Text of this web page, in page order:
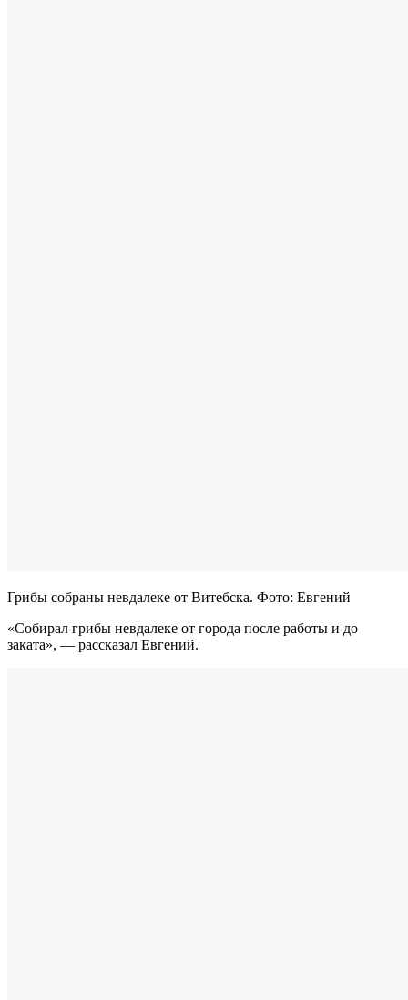
Грибы собраны невдалеке от Витебска. Фото: Евгений
«Собирал грибы невдалеке от города после работы и до
заката», — рассказал Евгений.